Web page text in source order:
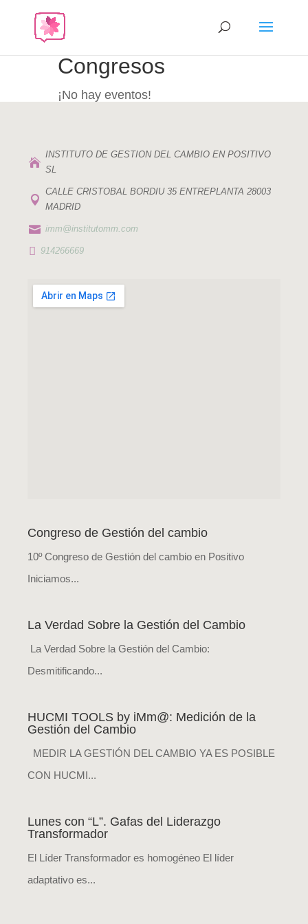
Congresos
¡No hay eventos!

INSTITUTO DE GESTION DEL CAMBIO EN POSITIVO
SL

CALLE CRISTOBAL BORDIU 35 ENTREPLANTA 28003
MADRID
 imm@institutomm.com
 914266669
Congreso de Gestión del cambio
10º Congreso de Gestión del cambio en Positivo
Iniciamos...
La Verdad Sobre la Gestión del Cambio
La Verdad Sobre la Gestión del Cambio:
Desmitificando...
HUCMI TOOLS by iMm@: Medición de la
Gestión del Cambio
MEDIR LA GESTIÓN DEL CAMBIO YA ES POSIBLE
CON HUCMI...
Lunes con “L”. Gafas del Liderazgo
Transformador
El Líder Transformador es homogéneo El líder
adaptativo es...